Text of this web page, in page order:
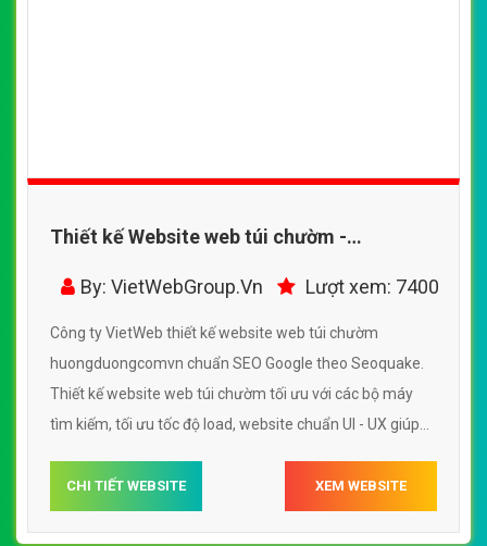
Thiết kế Website web túi chườm -
huongduongcomvn
By: VietWebGroup.Vn Lượt xem: 7400
Công ty VietWeb thiết kế website web túi chườm
huongduongcomvn chuẩn SEO Google theo Seoquake.
Thiết kế website web túi chườm tối ưu với các bộ máy
tìm kiếm, tối ưu tốc độ load, website chuẩn UI - UX giúp
huongduongcomvn
CHI TIẾT WEBSITE XEM WEBSITE